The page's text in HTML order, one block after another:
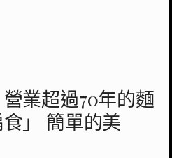
業超過70年的麵
」 簡單的美